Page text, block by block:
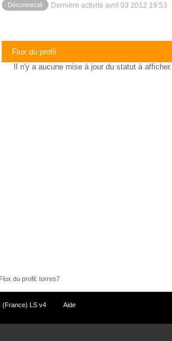
Déconnecté Dernière activité avril 03 2012 19:53
Flux du profil
Il n'y a aucune mise à jour du statut à afficher.
du profil: torres7
(France) LS v4 Aide